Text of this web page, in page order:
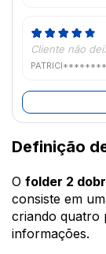
Cliente não
PATRICI********
Definição
O folder 2
consiste em
criando quatro
informações.